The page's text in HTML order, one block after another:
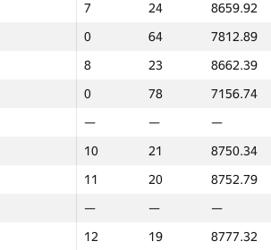
7 24 8659.92
0 64 7812.89
8 23 8662.39
0 78 7156.74
— — —
10 21 8750.34
11 20 8752.79
— — —
12 19 8777.32
0 144 4660.44
0 159 4357.86
0 339 1887.93
0 103 5579.61
0 167 4213.09
0 108 5378.83
0 107 5382.35
0 288 3300.85
0 386 109.08